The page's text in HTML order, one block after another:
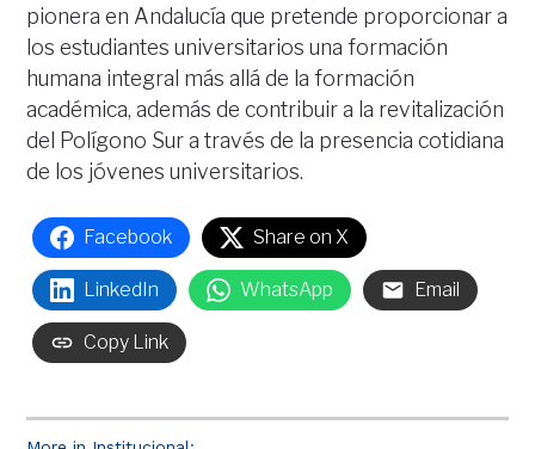
pionera en Andalucía que pretende proporcionar a
los estudiantes universitarios una formación
humana integral más allá de la formación
académica, además de contribuir a la revitalización
del Polígono Sur a través de la presencia cotidiana
de los jóvenes universitarios.
Facebook Share on X
LinkedIn WhatsApp Email
Copy Link